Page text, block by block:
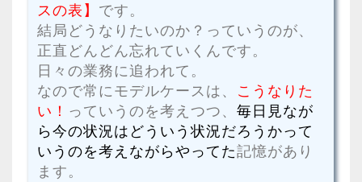
スの表】 です。
結局どうなりたいのか？っていうのが、
正直どんどん忘れていくんです。
日々の業務に追われて。
なので常にモデルケースは、 こうなりた
い！ っていうのを考えつつ、 毎日見なが
ら今の状況はどういう状況だろうかって
いうのを考えながらやってた記憶があり
ます。